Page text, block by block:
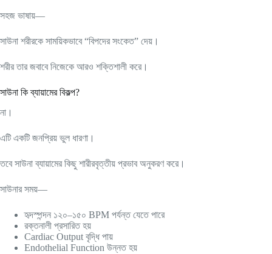
সহজ ভাষায়—
সাউনা শরীরকে সাময়িকভাবে “বিপদের সংকেত” দেয়।
শরীর তার জবাবে নিজেকে আরও শক্তিশালী করে।
সাউনা কি ব্যায়ামের বিকল্প?
না।
এটি একটি জনপ্রিয় ভুল ধারণা।
তবে সাউনা ব্যায়ামের কিছু শারীরবৃত্তীয় প্রভাব অনুকরণ করে।
সাউনার সময়—
হৃদস্পন্দন ১২০–১৫০ BPM পর্যন্ত যেতে পারে
রক্তনালী প্রসারিত হয়
Cardiac Output বৃদ্ধি পায়
Endothelial Function উন্নত হয়